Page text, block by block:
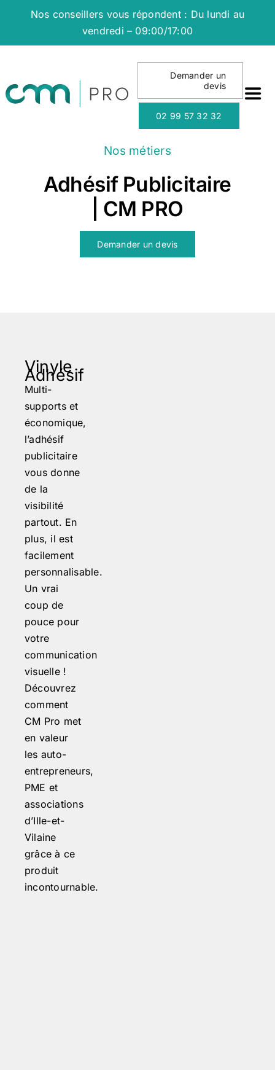
Nos conseillers vous répondent : Du lundi au
vendredi – 09:00/17:00
Demander un
devis
02 99 57 32 32
Nos métiers
Adhésif Publicitaire
| CM PRO
Demander un devis
Vinyle
Adhésif
Multi-
supports et
économique,
l’adhésif
publicitaire
vous donne
de la
visibilité
partout. En
plus, il est
facilement
personnalisable.
Un vrai
coup de
pouce pour
votre
communication
visuelle !
Découvrez
comment
CM Pro met
en valeur
les auto-
entrepreneurs,
PME et
associations
d’Ille-et-
Vilaine
grâce à ce
produit
incontournable.